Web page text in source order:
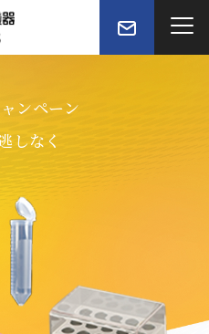
植物研究という
の
ューション
ーの
ンペーン
しなく
イザー
ーオート」
ジナイザー
ーネオ」
ます。